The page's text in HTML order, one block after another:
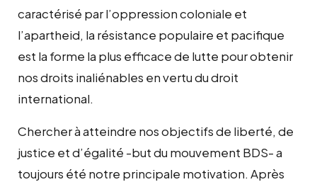
caractérisé par l’oppression coloniale et
l’apartheid, la résistance populaire et pacifique
est la forme la plus efficace de lutte pour obtenir
nos droits inaliénables en vertu du droit
international.
Chercher à atteindre nos objectifs de liberté, de
justice et d’égalité -but du mouvement BDS- a
toujours été notre principale motivation. Après